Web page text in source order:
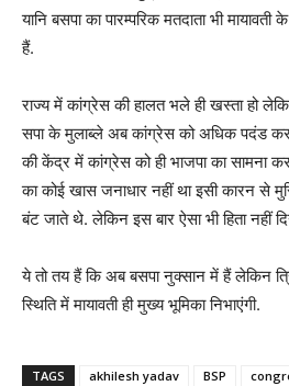
यानि बसपा का पारम्परिक मतदाता भी
हैं.
राज्य में कांग्रेस की हालत भले ही खस्ता हो
सपा के मुलाब्ले अब कांग्रेस को अधिक पदंड
की केंद्र में कांग्रेस को ही भाजपा का सामना
का कोई खास जनाधार नहीं था इसी कारन से
बंट जाते थे. लेकिन इस बार ऐसा भी हिता नहीं
ये तो तय हैं कि अब बसपा नुक्सान में हैं लेकिन
स्थिति में मायावती ही मुख्य भूमिका निभाएंगी.
TAGS akhilesh yadav BSP